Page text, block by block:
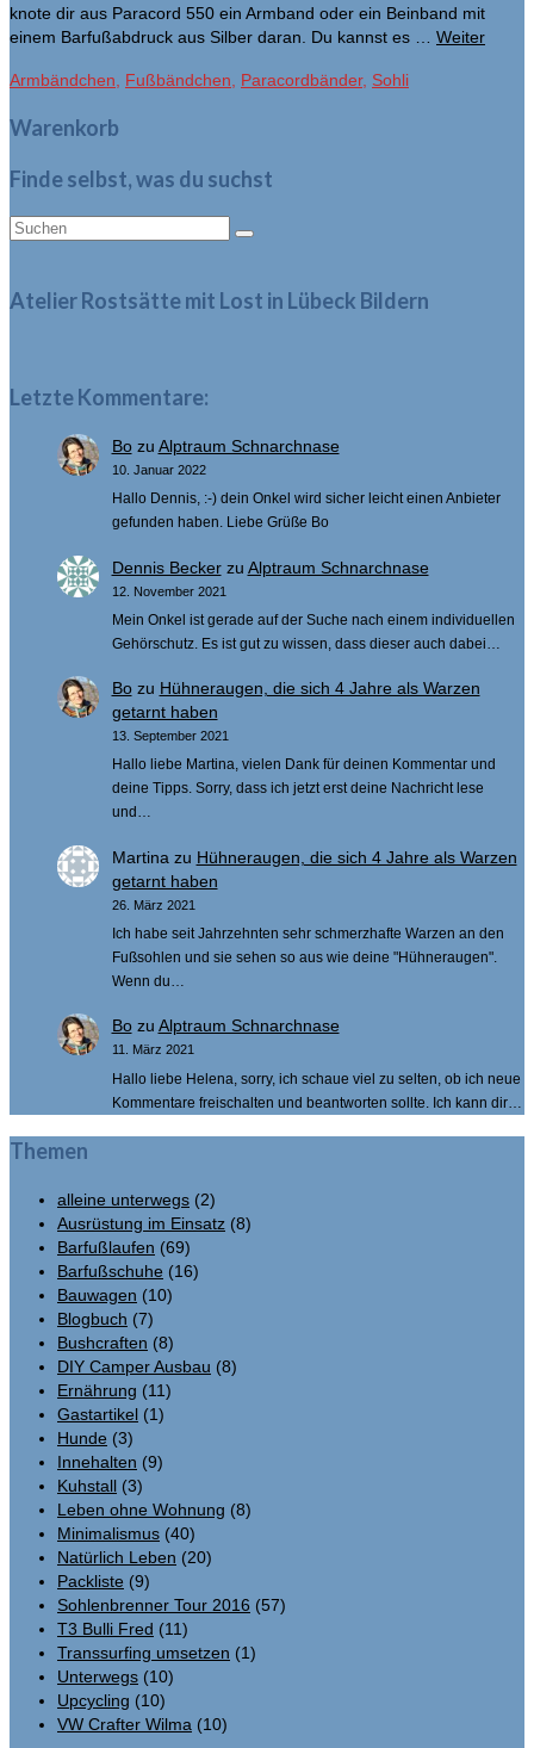
knote dir aus Paracord 550 ein Armband oder ein Beinband mit
einem Barfußabdruck aus Silber daran. Du kannst es … Weiter
Armbändchen Fußbändchen Paracordbänder, Sohli
Warenkorb
Finde selbst, was du suchst
Suche
Atelier Rostsätte mit Lost in Lübeck Bildern
Letzte Kommentare:
Bozu Alptraum Schnarchnase
10. Januar 2022
Hallo Dennis, :-) dein Onkel wird sicher leicht einen Anbieter
gefunden haben. Liebe Grüße Bo
Dennis Beckerzu Alptraum Schnarchnase
12. November 2021
Mein Onkel ist gerade auf der Suche nach einem individuellen
Gehörschutz. Es ist gut zu wissen, dass dieser auch dabei…
Bozu Hühneraugen, die sich 4 Jahre als Warzen
getarnt haben
13. September 2021
Hallo liebe Martina, vielen Dank für deinen Kommentar und
deine Tipps. Sorry, dass ich jetzt erst deine Nachricht lese
und…
Martina zu Hühneraugen, die sich 4 Jahre als Warzen
getarnt haben
26. März 2021
Ich habe seit Jahrzehnten sehr schmerzhafte Warzen an den
Fußsohlen und sie sehen so aus wie deine "Hühneraugen".
Wenn du…
Bozu Alptraum Schnarchnase
11. März 2021
Hallo liebe Helena, sorry, ich schaue viel zu selten, ob ich neue
Kommentare freischalten und beantworten sollte. Ich kann dir…
Themen
alleine unterwegs (2)
Ausrüstung im Einsatz (8)
Barfußlaufen (69)
Barfußschuhe (16)
Bauwagen (10)
Blogbuch (7)
Bushcraften (8)
DIY Camper Ausbau (8)
Ernährung (11)
Gastartikel (1)
Hunde (3)
Innehalten (9)
Kuhstall (3)
Leben ohne Wohnung (8)
Minimalismus (40)
Natürlich Leben (20)
Packliste (9)
Sohlenbrenner Tour 2016 (57)
T3 Bulli Fred (11)
Transsurfing umsetzen (1)
Unterwegs (10)
Upcycling (10)
VW Crafter Wilma (10)